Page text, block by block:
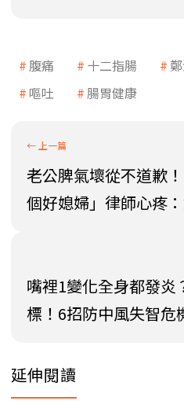
腹痛 十二指腸
嘔吐
腸胃健康
老公脾氣壞從不道歉
個好媳婦」律師心疼
嘴裡1變化全身都發炎
標！6招防中風失智危
延伸閱讀